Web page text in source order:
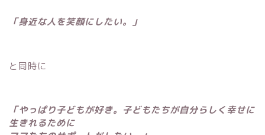
「身近な人を笑顔にしたい。」
と同時に
「やっぱり子どもが好き。子どもたちが自分らしく幸せに
生きれるために